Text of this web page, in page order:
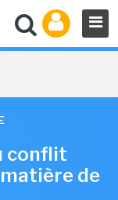
conflit
de